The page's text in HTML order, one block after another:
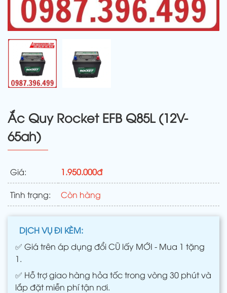
Ắc Quy Rocket EFB Q85L (12V-
65ah)
Giá: 1.950.000đ
Tình trạng: Còn hàng
DỊCH VỤ ĐI KÈM:
✅ Giá trên áp dụng đổi CŨ lấy MỚI - Mua 1 tặng
1.
✅ Hỗ trợ giao hàng hỏa tốc trong vòng 30 phút và
lắp đặt miễn phí tận nơi.